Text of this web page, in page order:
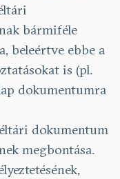
bármiféle
beleértve ebbe a
is (pl.
dokumentumra
dokumentum
megbontása.